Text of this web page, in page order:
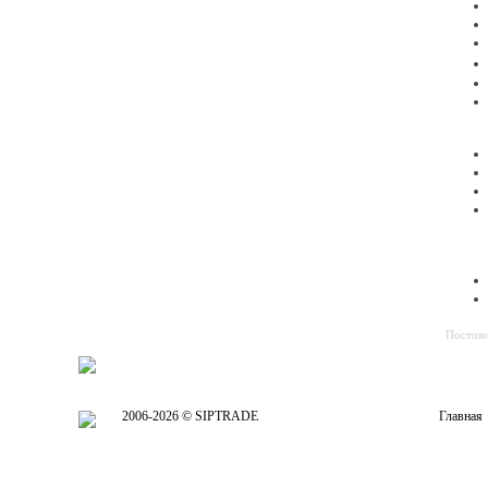
2006-2026 © SIPTRADE Главная